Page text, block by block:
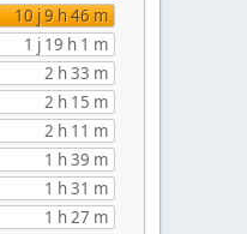
10 j 9 h 46 m
1 j 19 h 1 m
2 h 33 m
2 h 15 m
2 h 11 m
1 h 39 m
1 h 31 m
1 h 27 m